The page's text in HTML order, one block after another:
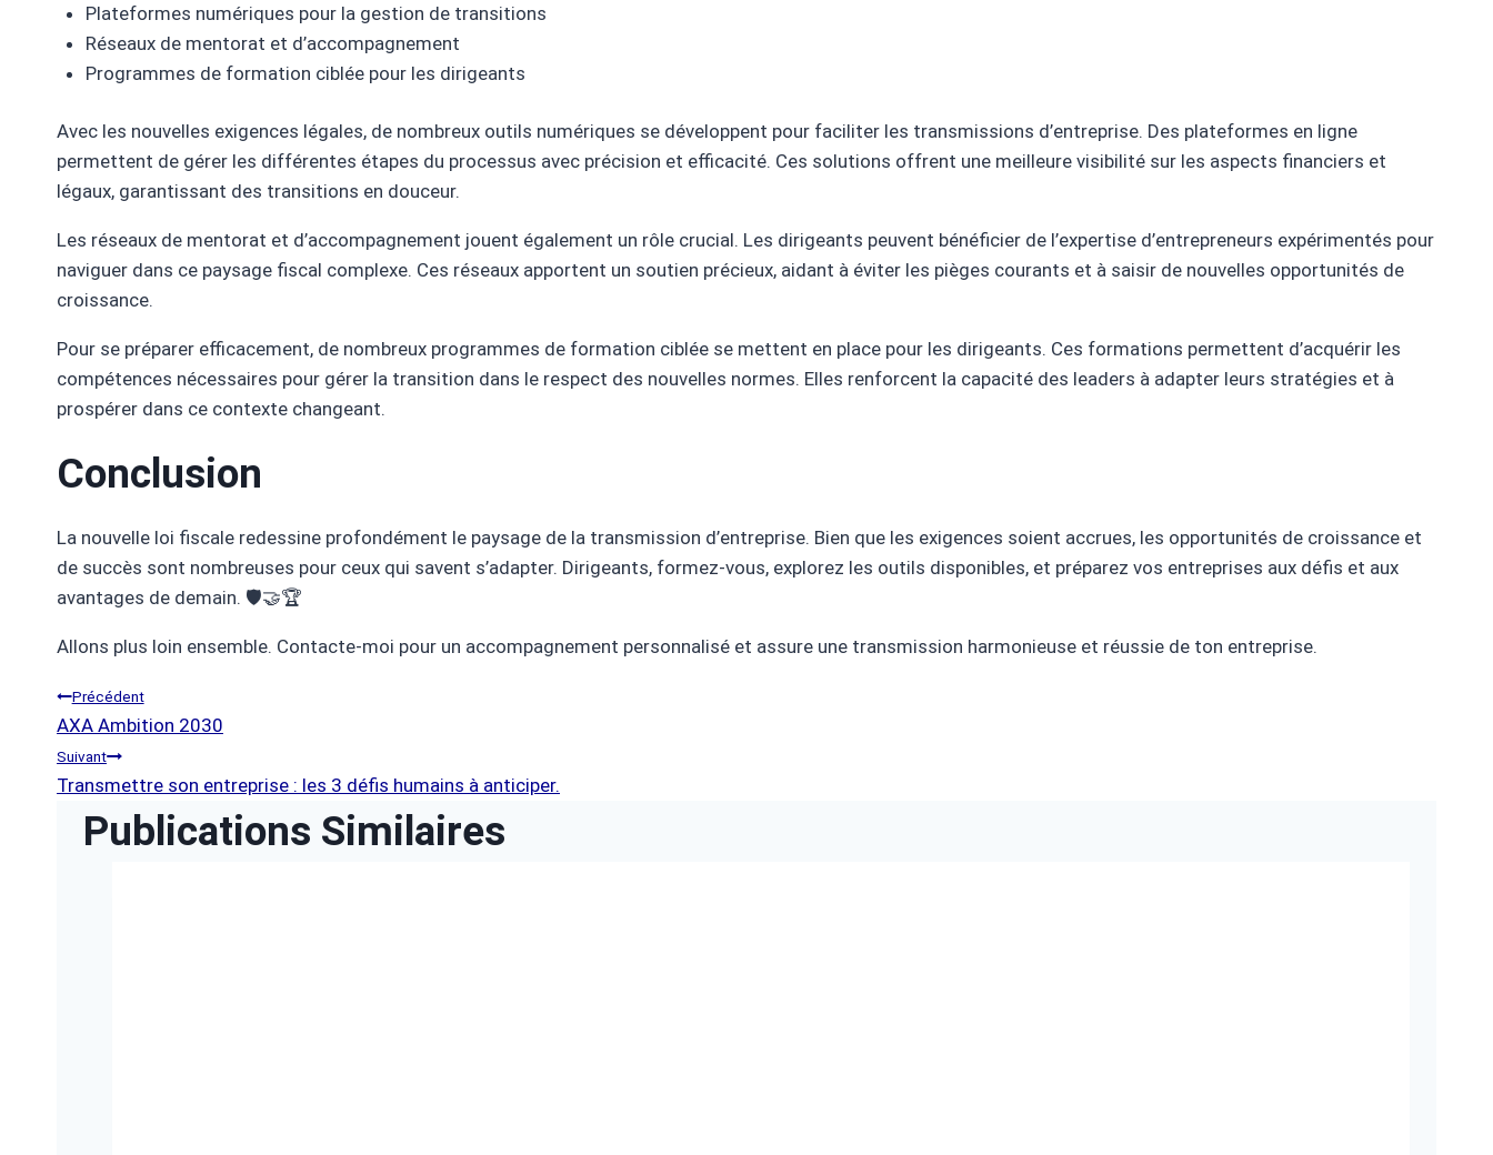
Plateformes numériques pour la gestion de transitions
Réseaux de mentorat et d’accompagnement
Programmes de formation ciblée pour les dirigeants
Avec les nouvelles exigences légales, de nombreux outils numériques se développent pour faciliter les transmissions d’entreprise. Des plateformes en ligne
permettent de gérer les différentes étapes du processus avec précision et efficacité. Ces solutions offrent une meilleure visibilité sur les aspects financiers et
légaux, garantissant des transitions en douceur.
Les réseaux de mentorat et d’accompagnement jouent également un rôle crucial. Les dirigeants peuvent bénéficier de l’expertise d’entrepreneurs expérimentés pour
naviguer dans ce paysage fiscal complexe. Ces réseaux apportent un soutien précieux, aidant à éviter les pièges courants et à saisir de nouvelles opportunités de
croissance.
Pour se préparer efficacement, de nombreux programmes de formation ciblée se mettent en place pour les dirigeants. Ces formations permettent d’acquérir les
compétences nécessaires pour gérer la transition dans le respect des nouvelles normes. Elles renforcent la capacité des leaders à adapter leurs stratégies et à
prospérer dans ce contexte changeant.
Conclusion
La nouvelle loi fiscale redessine profondément le paysage de la transmission d’entreprise. Bien que les exigences soient accrues, les opportunités de croissance et
de succès sont nombreuses pour ceux qui savent s’adapter. Dirigeants, formez-vous, explorez les outils disponibles, et préparez vos entreprises aux défis et aux
avantages de demain. 🛡️🤝🏆
Allons plus loin ensemble. Contacte-moi pour un accompagnement personnalisé et assure une transmission harmonieuse et réussie de ton entreprise.
Navigation
De
L’article
Précédent
AXA Ambition 2030
Suivant
Transmettre son entreprise : les 3 défis humains à anticiper.
Publications Similaires